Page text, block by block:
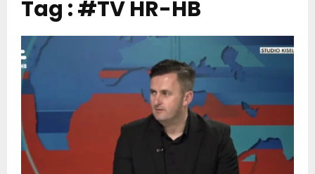
Tag : #TV HR-HB